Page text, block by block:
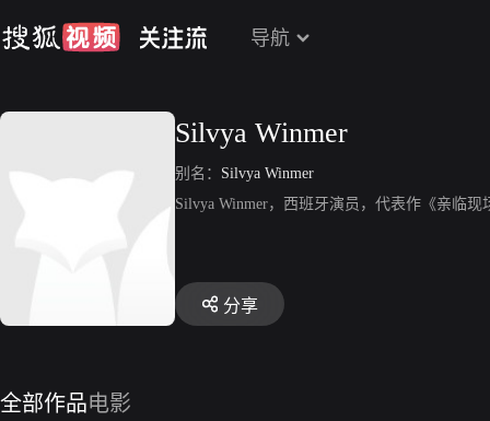
导航
Silvya Winmer
别名： Silvya Winmer
Silvya Winmer，西班牙演员，代表作《亲临现
分享
全部作品电影